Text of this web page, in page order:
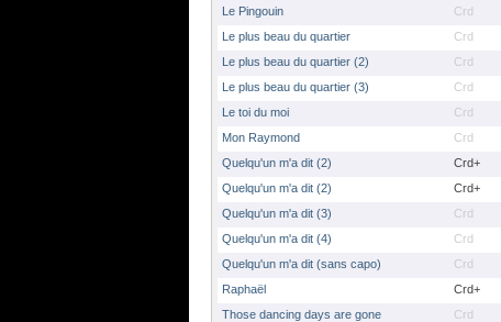
Le Pingouin
Crd
Le plus beau du quartier
Crd
Le plus beau du quartier (2)
Crd
Le plus beau du quartier (3)
Crd
Le toi du moi
Crd
Mon Raymond
Crd
Quelqu'un m'a dit (2)
Crd+
Quelqu'un m'a dit (2)
Crd+
Quelqu'un m'a dit (3)
Crd
Quelqu'un m'a dit (4)
Crd
Quelqu'un m'a dit (sans capo)
Crd
Raphaël
Crd+
Those dancing days are gone
Crd